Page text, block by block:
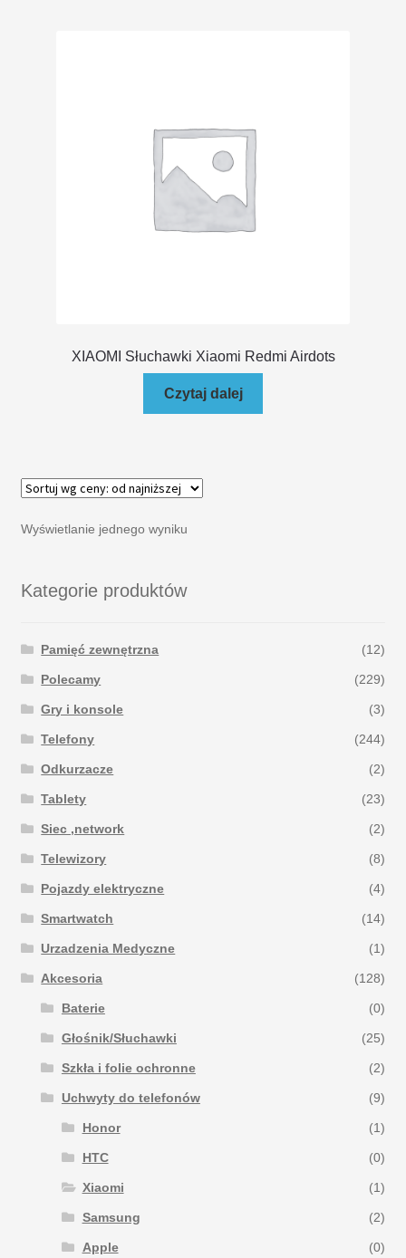
REGULAMIN SKLEPU
XIAOMI Słuchawki Xiaomi Redmi Airdots
Czytaj dalej
Wyświetlanie jednego wyniku
Kategorie produktów
Pamięć zewnętrzna (12)
Polecamy (229)
Gry i konsole (3)
Telefony (244)
Odkurzacze (2)
Tablety (23)
Siec ,network (2)
Telewizory (8)
Pojazdy elektryczne (4)
Smartwatch (14)
Urzadzenia Medyczne (1)
Akcesoria (128)
Baterie (0)
Głośnik/Słuchawki (25)
Szkła i folie ochronne (2)
Uchwyty do telefonów (9)
Honor (1)
HTC (0)
Xiaomi (1)
Samsung (2)
Apple (0)